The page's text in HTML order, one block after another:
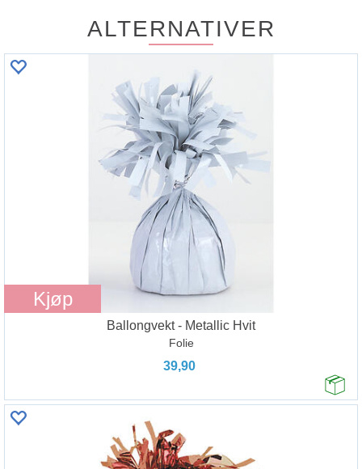
ALTERNATIVER
Kjøp
Ballongvekt - Metallic Hvit
Folie
39,90